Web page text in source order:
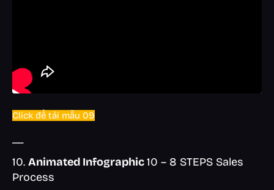
Click để tải mẫu 09
10. Animated Infographic10 – 8 STEPS Sales
Process